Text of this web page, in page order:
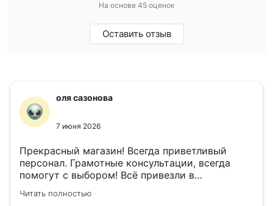
На основе 45 оценок
Оставить отзыв
оля сазонова
7 июня 2026
Прекрасный магазин! Всегда приветливый
персонал. Грамотные консультации, всегда
помогут с выбором! Всё привезли в
назначенный день!
Читать полностью